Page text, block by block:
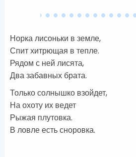
Норка лисоньки в земле,
Спит хитрющая в тепле.
Рядом с ней лисята,
Два забавных брата.
Только солнышко взойдет,
На охоту их ведет
Рыжая плутовка.
В ловле есть сноровка.